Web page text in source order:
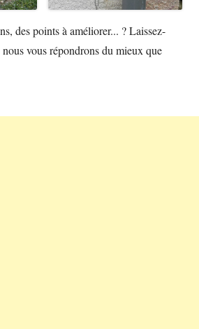
des points à améliorer... ? Laissez-
vous répondrons du mieux que